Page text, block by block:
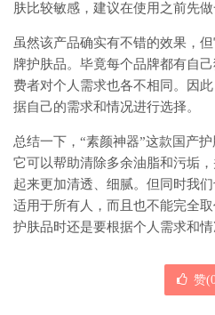
肤比较敏感，建议在使用之前先做
虽然该产品确实有不错的效果，
牌护肤品。毕竟每个品牌都有自
费者对个人需求也各不相同。因
据自己的需求和情况进行选择。
总结一下，“素颜神器”这款国产
它可以帮助清除多余油脂和污垢
起来更加清透、细腻。但同时我
适用于所有人，而且也不能完全
护肤品时还是要根据个人需求和情
赞(